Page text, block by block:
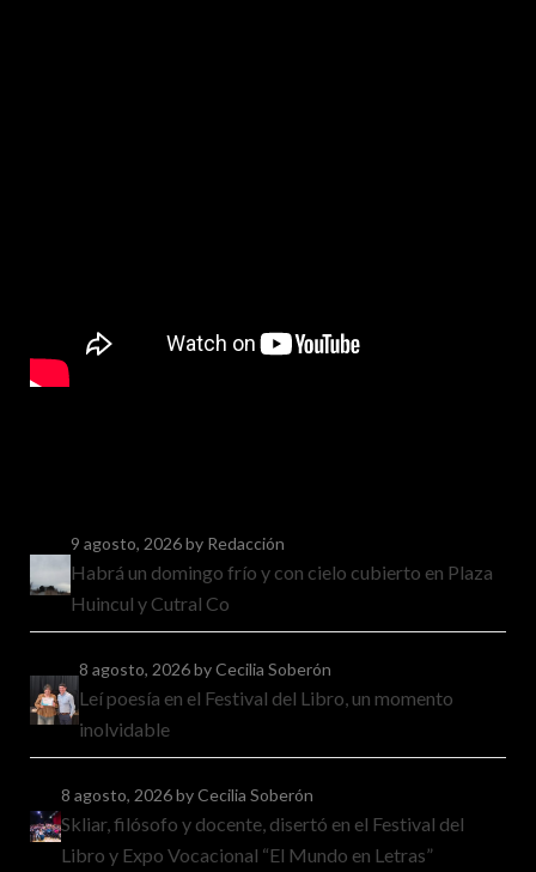
9 agosto, 2026by Redacción
Habrá un domingo frío y con cielo cubierto en Plaza
Huincul y Cutral Co
8 agosto, 2026by Cecilia Soberón
Leí poesía en el Festival del Libro, un momento
inolvidable
8 agosto, 2026by Cecilia Soberón
Skliar, filósofo y docente, disertó en el Festival del
Libro y Expo Vocacional “El Mundo en Letras”